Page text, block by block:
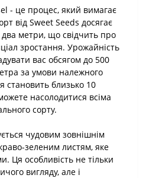
- це процес, який вимагає
від Sweet Seeds досягає
метри, що свідчить про
зростання. Урожайність
вас обсягом до 500
за умови належного
становить близько 10
насолодитися всіма
сорту.
чудовим зовнішнім
зеленим листям, яке
Ця особливість не тільки
вигляду, але і